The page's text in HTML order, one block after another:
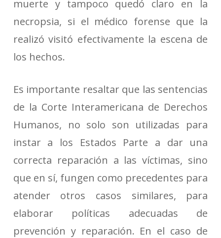
muerte y tampoco quedó claro en la
necropsia, si el médico forense que la
realizó visitó efectivamente la escena de
los hechos.
Es importante resaltar que las sentencias
de la Corte Interamericana de Derechos
Humanos, no solo son utilizadas para
instar a los Estados Parte a dar una
correcta reparación a las víctimas, sino
que en sí, fungen como precedentes para
atender otros casos similares, para
elaborar políticas adecuadas de
prevención y reparación. En el caso de